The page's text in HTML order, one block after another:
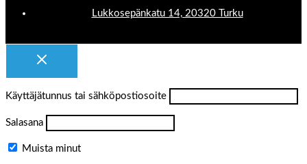
Lukkosepänkatu 14, 20320 Turku
Käyttäjätunnus tai sähköpostiosoite
Salasana
Muista minut